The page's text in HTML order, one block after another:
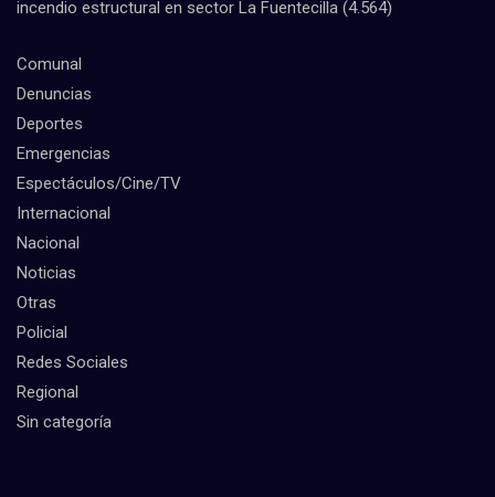
incendio estructural en sector La Fuentecilla (4.564)
Comunal
Denuncias
Deportes
Emergencias
Espectáculos/Cine/TV
Internacional
Nacional
Noticias
Otras
Policial
Redes Sociales
Regional
Sin categoría